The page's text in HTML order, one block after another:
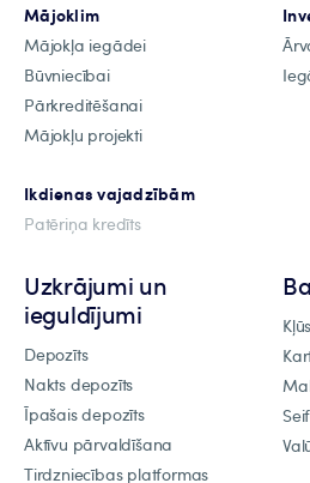
Mājoklim
Mājokļa iegādei
Būvniecībai
Pārkreditēšanai
Mājokļu projekti
Ikdienas vajadzībām
Patēriņa kredīts
Uzkrājumi un
ieguldījumi
Depozīts
Nakts depozīts
Īpašais depozīts
Aktīvu pārvaldīšana
Tirdzniecības platformas